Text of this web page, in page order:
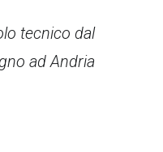
tecnico dal
ad Andria